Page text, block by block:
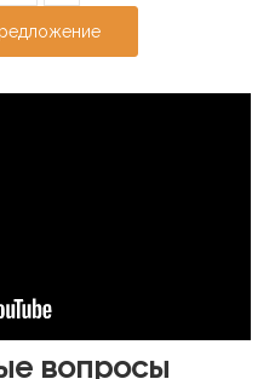
вопросы